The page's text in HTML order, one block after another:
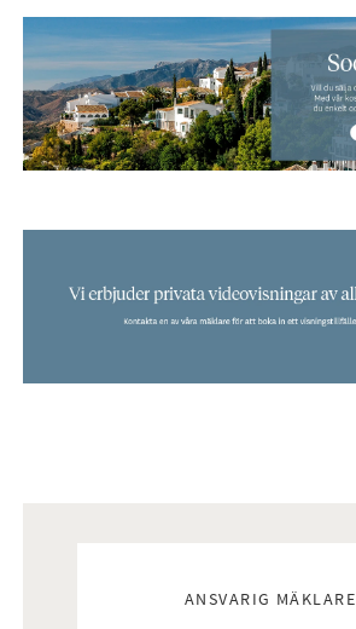
Interiör
Bostäder från 55 m2
ANSVARIG MÄKLARE